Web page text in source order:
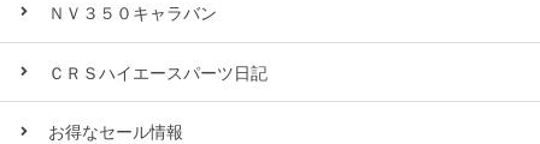
ＮＶ３５０キャラバン
ＣＲＳハイエースパーツ日記
お得なセール情報